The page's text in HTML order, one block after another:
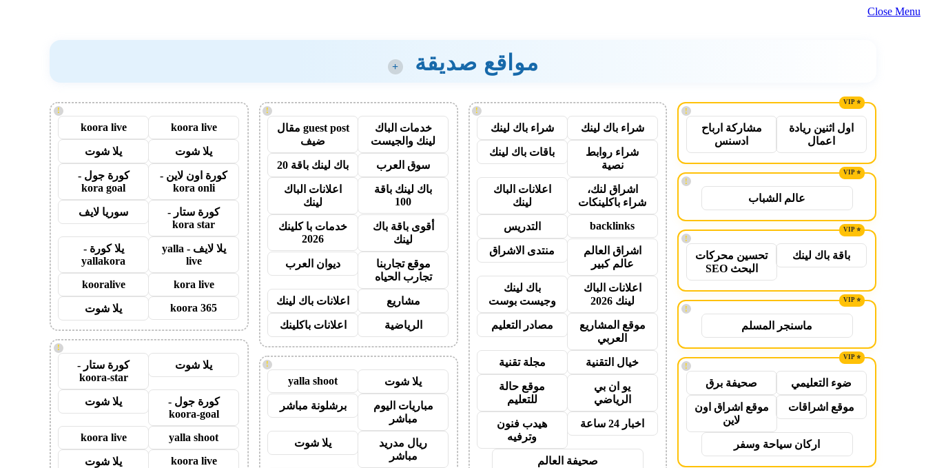
Close Menu
مواقع صديقة +
!
اول اثنين ريادة
اعمال
مشاركة ارباح
ادسنس
!
عالم الشباب
!
باقة باك لينك
تحسين محركات
البحث SEO
!
ماسنجر المسلم
!
ضوء التعليمي صحيفة برق
موقع اشراقات
موقع اشراق اون
لاين
اركان سياحة وسفر
!
شراء باك لينك شراء باك لينك
شراء روابط
نصية
باقات باك لينك
اشراق لنك،
شراء باكلينكات
اعلانات الباك
لينك
backlinks
التدريس
اشراق العالم
عالم كبير
منتدى الاشراق
اعلانات الباك
لينك 2026
باك لينك
وجيست بوست
موقع المشاريع
العربي
مصادر التعليم
خيال التقنية مجلة تقنية
يو ان بي
الرياضي
موقع حالة
للتعليم
اخبار 24 ساعة
هيدب فنون
وترفيه
صحيفة العالم
!
خدمات الباك
لينك والجيست
guest post مقال
ضيف
سوق العرب باك لينك باقة 20
باك لينك باقة
100
اعلانات الباك
لينك
أقوى باقة باك
لينك
خدمات با كلينك
2026
موقع تجاربنا
تجارب الحياه
ديوان العرب
مشاريع اعلانات باك لينك
الرياضية اعلانات باكلينك
!
يلا شوت yalla shoot
مباريات اليوم
مباشر
برشلونة مباشر
ريال مدريد
مباشر
يلا شوت
!
koora live
koora live
يلا شوت يلا شوت
كورة اون لاين -
kora onli
كورة جول -
kora goal
كورة ستار -
kora star
سوريا لايف
يلا لايف - yalla
live
يلا كورة -
yallakora
kora live
kooralive
koora 365
يلا شوت
!
يلا شوت
كورة ستار -
koora-star
كورة جول -
koora-goal
يلا شوت
yalla shoot
koora live
koora live
يلا شوت